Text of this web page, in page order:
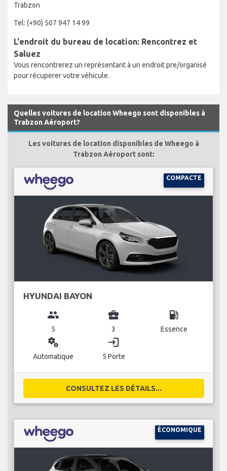
Trabzon
Tel: (+90) 507 947 14 99
L'endroit du bureau de location: Rencontrez et
Saluez
Vous rencontrerez un représentant à un endroit pre/organisé
pour récuperer votre véhicule.
Quelles voitures de location Wheego sont disponibles à
Trabzon Aéroport?
Les voitures de location disponibles de Wheego à
Trabzon Aéroport sont:
COMPACTE
HYUNDAI BAYON
group
5
business_center
3
local_gas_station
Essence
miscellaneous_services
Automatique
login
5 Porte
CONSULTEZ LES DÉTAILS...
ÉCONOMIQUE